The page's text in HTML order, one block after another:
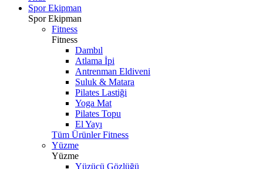
Spor Ekipman
Spor Ekipman
Fitness
Fitness
Dambıl
Atlama İpi
Antrenman Eldiveni
Suluk & Matara
Pilates Lastiği
Yoga Mat
Pilates Topu
El Yayı
Tüm Ürünler Fitness
Yüzme
Yüzme
Yüzücü Gözlüğü